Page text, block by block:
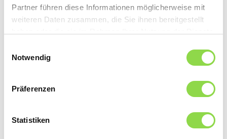
Partner führen diese Informationen möglicherweise mit
weiteren Daten zusammen, die Sie ihnen bereitgestellt
Notwendig
Präferenzen
Statistiken
Genug Staub aufgewirbelt